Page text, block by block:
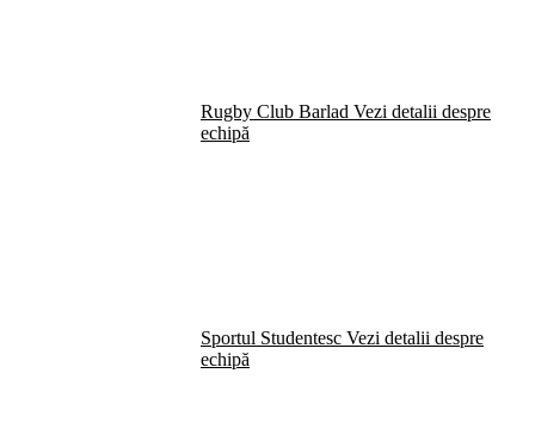
Rugby Club Barlad Vezi detalii despre
echipă
Sportul Studentesc Vezi detalii despre
echipă